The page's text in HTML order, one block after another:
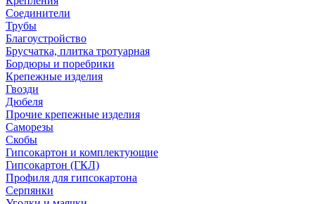
Соединители
Трубы
Благоустройство
Брусчатка, плитка тротуарная
Бордюры и поребрики
Крепежные изделия
Гвозди
Дюбеля
Прочие крепежные изделия
Саморезы
Скобы
Гипсокартон и комплектующие
Гипсокартон (ГКЛ)
Профиля для гипсокартона
Серпянки